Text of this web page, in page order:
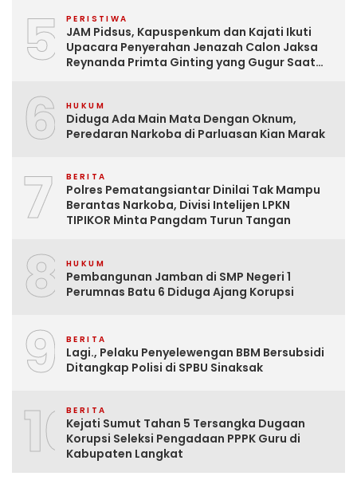
5 PERISTIWA
JAM Pidsus, Kapuspenkum dan Kajati Ikuti
Upacara Penyerahan Jenazah Calon Jaksa
Reynanda Primta Ginting yang Gugur Saat
6 HUKUM
Diduga Ada Main Mata Dengan Oknum,
Peredaran Narkoba di Parluasan Kian Marak
7 BERITA
Polres Pematangsiantar Dinilai Tak Mampu
Berantas Narkoba, Divisi Intelijen LPKN
TIPIKOR Minta Pangdam Turun Tangan
8 HUKUM
Pembangunan Jamban di SMP Negeri 1
Perumnas Batu 6 Diduga Ajang Korupsi
9 BERITA
Lagi., Pelaku Penyelewengan BBM Bersubsidi
Ditangkap Polisi di SPBU Sinaksak
10BERITA
Kejati Sumut Tahan 5 Tersangka Dugaan
Korupsi Seleksi Pengadaan PPPK Guru di
Kabupaten Langkat